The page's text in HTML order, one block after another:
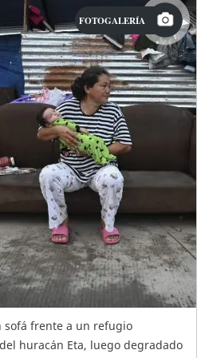
FOTOGALERÍA
sofá frente a un refugio
huracán Eta, luego degradado